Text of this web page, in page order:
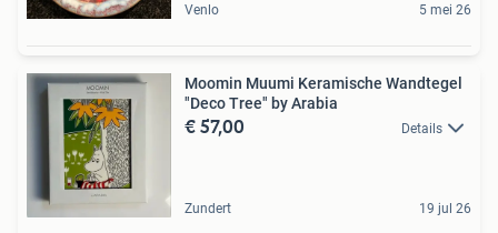
Venlo 5 mei 26
Moomin Muumi Keramische Wandtegel
"Deco Tree" by Arabia
€ 57,00 Details
Zundert 19 jul 26